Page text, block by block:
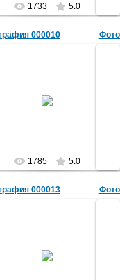
1733 5.0
000010
1785 5.0
000013